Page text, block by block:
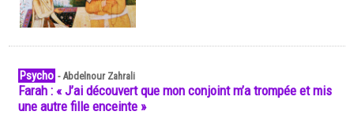
Psycho -Abdelnour Zahrali
Farah : « J’ai découvert que mon conjoint m’a trompée et mis
une autre fille enceinte »